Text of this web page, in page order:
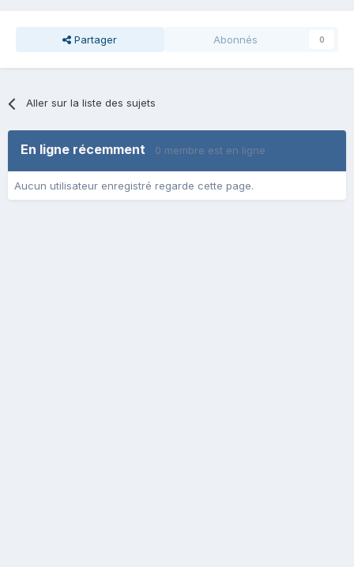
Partager Abonnés 0
Aller sur la liste des sujets
En ligne récemment 0 membre est en ligne
Aucun utilisateur enregistré regarde cette page.